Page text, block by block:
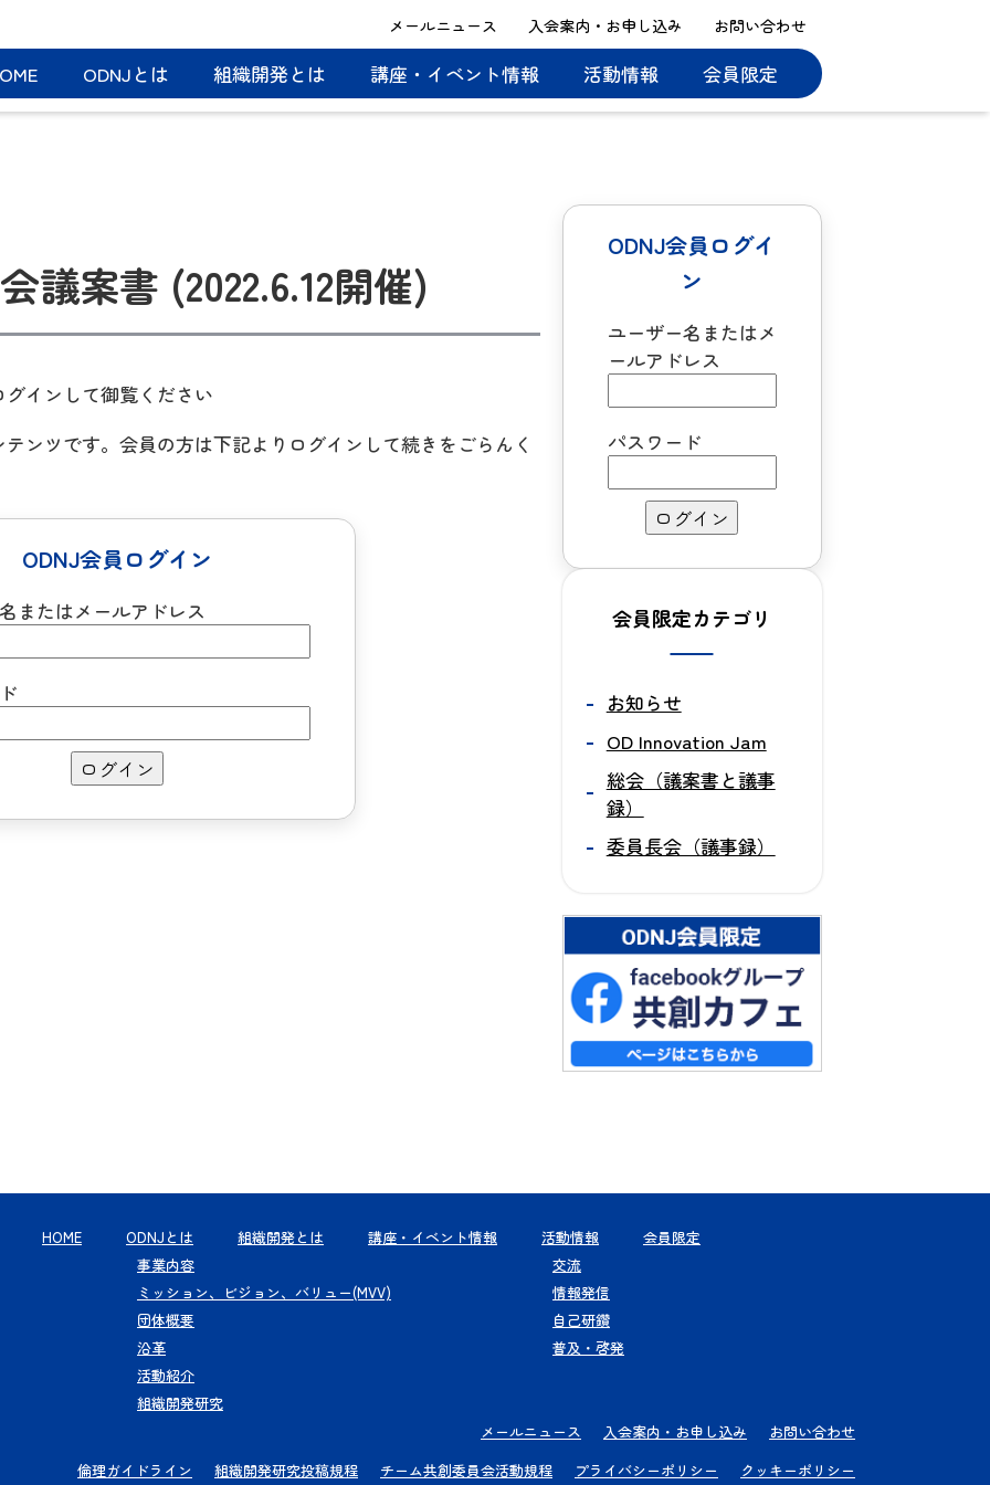
メールニュース 入会案内・お申し込み お問い合わせ
ODNJとは 組織開発とは 講座・イベント情報 活動情報 会員限定
議案書 (2022.6.12開催)
グインして御覧ください
ンツです。会員の方は下記よりログインして続きをごらんく
ODNJ会員ログイン
またはメールアドレス
ODNJ会員ログイ
ン
ユーザー名またはメ
ールアドレス
パスワード
会員限定カテゴリ
お知らせ
OD Innovation Jam
総会（議案書と議事
録）
委員長会（議事録）
HOME
ODNJとは
事業内容
ミッション、ビジョン、バリュー(MVV)
団体概要
沿革
活動紹介
組織開発研究
組織開発とは 講座・イベント情報
活動情報
交流
情報発信
自己研鑽
普及・啓発
会員限定
メールニュース 入会案内・お申し込み
お問い合わせ
倫理ガイドライン
組織開発研究投稿規程 チーム共創委員会活動規程 プライバシーポリシー クッキーポリシー